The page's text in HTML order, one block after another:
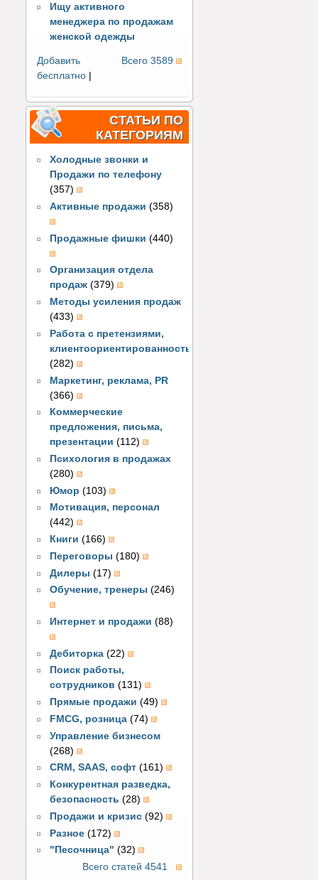
Ищу активного
менеджера по продажам
женской одежды
Всего 3589
Добавить
бесплатно |
СТАТЬИ ПО
КАТЕГОРИЯМ
Холодные звонки и
Продажи по телефону
(357)
Активные продажи (358)
Продажные фишки (440)
Организация отдела
продаж (379)
Методы усиления продаж
(433)
Работа с претензиями,
клиентоориентированность
(282)
Маркетинг, реклама, PR
(366)
Коммерческие
предложения, письма,
презентации (112)
Психология в продажах
(280)
Юмор (103)
Мотивация, персонал
(442)
Книги (166)
Переговоры (180)
Дилеры (17)
Обучение, тренеры (246)
Интернет и продажи (88)
Дебиторка (22)
Поиск работы,
сотрудников (131)
Прямые продажи (49)
FMCG, розница (74)
Управление бизнесом
(268)
CRM, SAAS, софт (161)
Конкурентная разведка,
безопасность (28)
Продажи и кризис (92)
Разное (172)
"Песочница" (32)
Всего статей 4541